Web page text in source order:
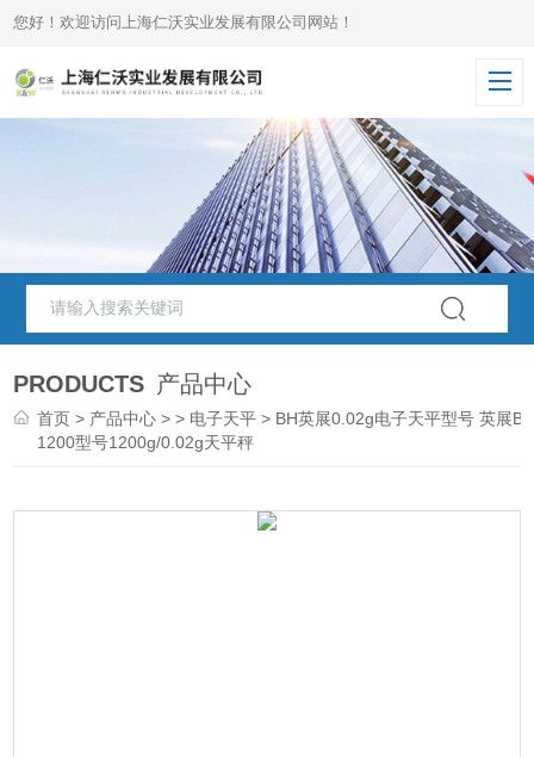
您好！欢迎访问上海仁沃实业发展有限公司网站！
PRODUCTS 产品中心
首页 > 产品中心 > > 电子天平 > BH英展0.02g电子天平型号 英展
1200型号1200g/0.02g天平秤